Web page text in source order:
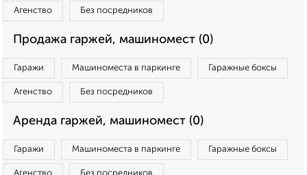
Агенство Без посредников
Продажа гаржей, машиномест (0)
Гаражи Машиноместа в паркинге Гаражные боксы
Агенство Без посредников
Аренда гаржей, машиномест (0)
Гаражи Машиноместа в паркинге Гаражные боксы